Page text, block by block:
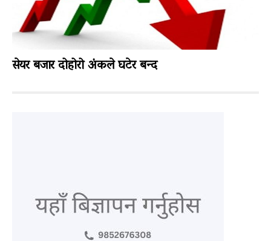
सेयर बजार दोहोरो अंकले घटेर बन्द